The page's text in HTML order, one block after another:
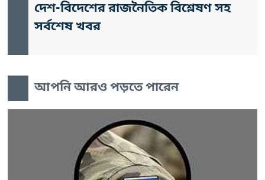
দেশ-বিদেশের রাজনৈতিক বিশ্লেষণ সহ
সর্বশেষ খবর
আপনি আরও পড়তে পারেন